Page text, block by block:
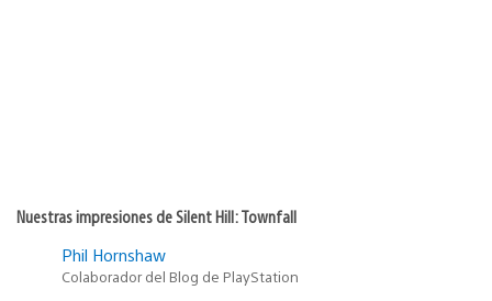
Nuestras impresiones de Silent Hill: Townfall
Phil Hornshaw
Colaborador del Blog de PlayStation